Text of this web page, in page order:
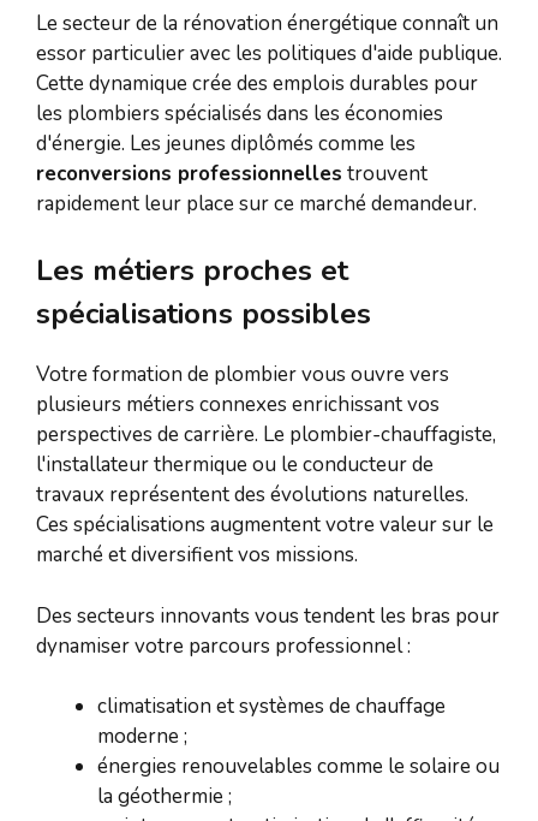
Le secteur de la rénovation énergétique connaît un
essor particulier avec les politiques d'aide publique.
Cette dynamique crée des emplois durables pour
les plombiers spécialisés dans les économies
d'énergie. Les jeunes diplômés comme les
reconversions professionnelles trouvent
rapidement leur place sur ce marché demandeur.
Les métiers proches et
spécialisations possibles
Votre formation de plombier vous ouvre vers
plusieurs métiers connexes enrichissant vos
perspectives de carrière. Le plombier-chauffagiste,
l'installateur thermique ou le conducteur de
travaux représentent des évolutions naturelles.
Ces spécialisations augmentent votre valeur sur le
marché et diversifient vos missions.
Des secteurs innovants vous tendent les bras pour
dynamiser votre parcours professionnel :
climatisation et systèmes de chauffage
moderne ;
énergies renouvelables comme le solaire ou
la géothermie ;